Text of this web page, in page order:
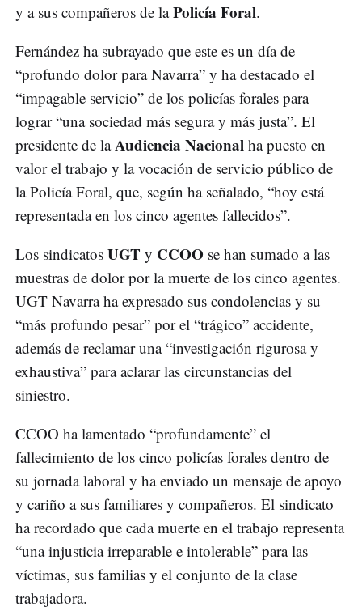
y a sus compañeros de laPolicía Foral.
Fernández ha subrayado que este es un día de
“profundo dolor para Navarra” y ha destacado el
“impagable servicio” de los policías forales para
lograr “una sociedad más segura y más justa”. El
presidente de laAudiencia Nacional ha puesto en
valor el trabajo y la vocación de servicio público de
la Policía Foral, que, según ha señalado, “hoy está
representada en los cinco agentes fallecidos”.
Los sindicatos UGT y CCOO se han sumado a las
muestras de dolor por la muerte de los cinco agentes.
UGT Navarra ha expresado sus condolencias y su
“más profundo pesar” por el “trágico” accidente,
además de reclamar una “investigación rigurosa y
exhaustiva” para aclarar las circunstancias del
siniestro.
CCOO ha lamentado “profundamente” el
fallecimiento de los cinco policías forales dentro de
su jornada laboral y ha enviado un mensaje de apoyo
y cariño a sus familiares y compañeros. El sindicato
ha recordado que cada muerte en el trabajo representa
“una injusticia irreparable e intolerable” para las
víctimas, sus familias y el conjunto de la clase
trabajadora.